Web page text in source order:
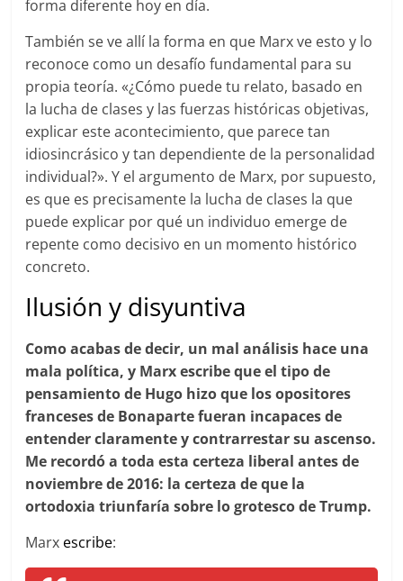
forma diferente hoy en día.
También se ve allí la forma en que Marx ve esto y lo
reconoce como un desafío fundamental para su
propia teoría. «¿Cómo puede tu relato, basado en
la lucha de clases y las fuerzas históricas objetivas,
explicar este acontecimiento, que parece tan
idiosincrásico y tan dependiente de la personalidad
individual?». Y el argumento de Marx, por supuesto,
es que es precisamente la lucha de clases la que
puede explicar por qué un individuo emerge de
repente como decisivo en un momento histórico
concreto.
Ilusión y disyuntiva
Como acabas de decir, un mal análisis hace una
mala política, y Marx escribe que el tipo de
pensamiento de Hugo hizo que los opositores
franceses de Bonaparte fueran incapaces de
entender claramente y contrarrestar su ascenso.
Me recordó a toda esta certeza liberal antes de
noviembre de 2016: la certeza de que la
ortodoxia triunfaría sobre lo grotesco de Trump.
Marx escribe: